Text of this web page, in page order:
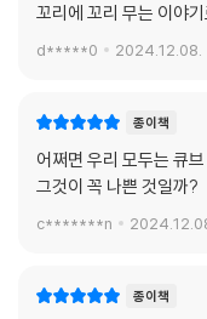
꼬리에 꼬리 무는 이야
d*****0 2024.12.08.
종이책
어쩌면 우리 모두는 큐
그것이 꼭 나쁜 것일까?
c*******n
종이책